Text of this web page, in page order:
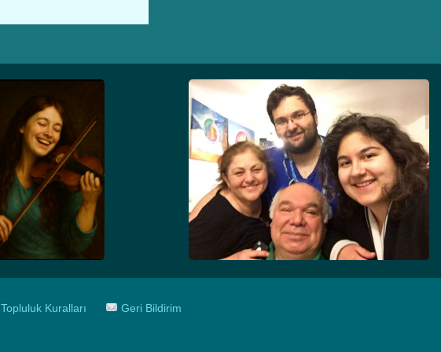
Topluluk Kuralları Geri Bildirim